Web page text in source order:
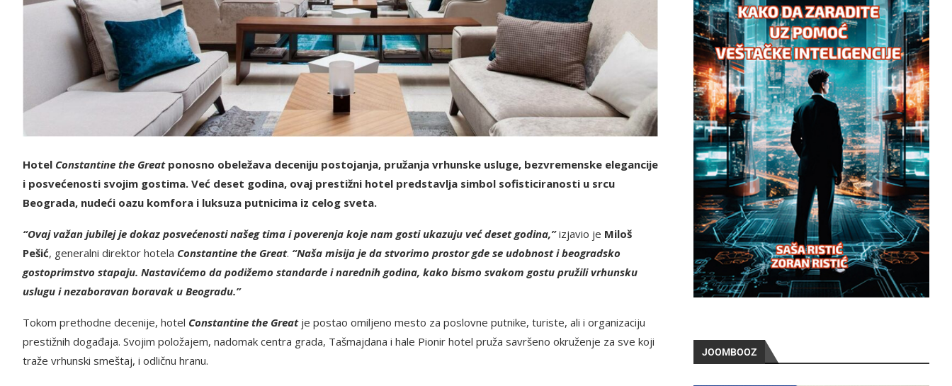
Hotel Constantine the Greatponosno obeležava deceniju postojanja, pružanja vrhunske usluge, bezvremenske elegancije
i posvećenosti svojim gostima. Već deset godina, ovaj prestižni hotel predstavlja simbol sofisticiranosti u srcu
Beograda, nudeći oazu komfora i luksuza putnicima iz celog sveta.
“Ovaj važan jubilej je dokaz posvećenosti našeg tima i poverenja koje nam gosti ukazuju već deset godina,”izjavio je Miloš
Pešić, generalni direktor hotela Constantine the Great. “Naša misija je da stvorimo prostor gde se udobnost i beogradsko
gostoprimstvo stapaju. Nastavićemo da podižemo standarde i narednih godina, kako bismo svakom gostu pružili vrhunsku
uslugu i nezaboravan boravak u Beogradu.”
Tokom prethodne decenije, hotel Constantine the Greatje postao omiljeno mesto za poslovne putnike, turiste, ali i organizaciju
prestižnih događaja. Svojim položajem, nadomak centra grada, Tašmajdana i hale Pionir hotel pruža savršeno okruženje za sve koji
traže vrhunski smeštaj, i odličnu hranu.
JOOMBOOZ